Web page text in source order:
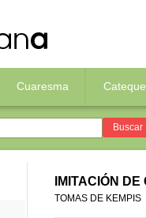
Cuaresma
IMITACIÓN DE
TOMAS DE KEMPIS